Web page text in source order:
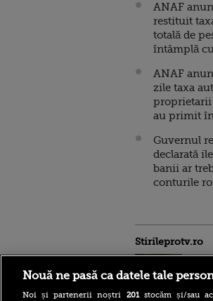
ANAF
restituit
totală de
întâmplă
ANAF
zile taxa
proprietarii
au primit
Guvernul
declarată
banii ar
conturile
Stirileprotv.ro
Nouă ne pasă ca datele tale
Noi și partenerii noștri 201stocăm și/sau